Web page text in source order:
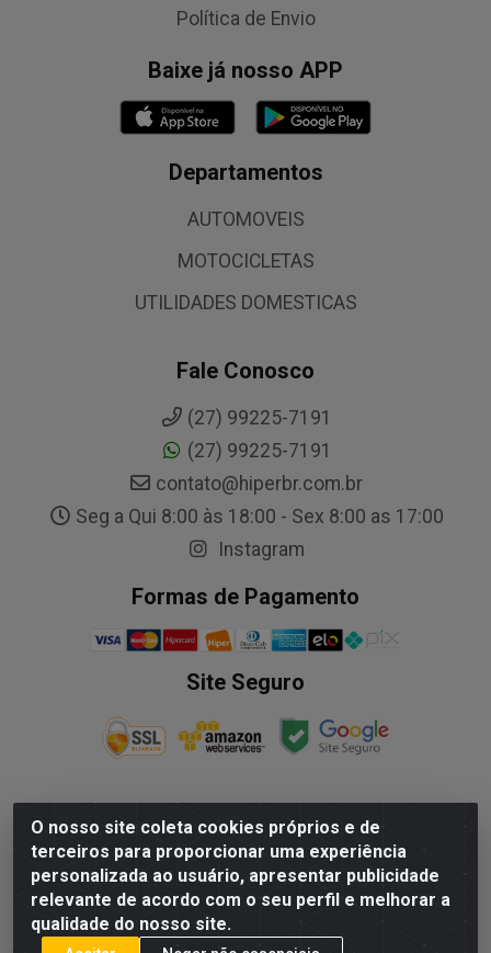
O nosso site coleta cookies próprios e de
terceiros para proporcionar uma experiência
personalizada ao usuário, apresentar publicidade
relevante de acordo com o seu perfil e melhorar a
qualidade do nosso site.
Política de Envio
Baixe já nosso APP
Departamentos
AUTOMOVEIS
MOTOCICLETAS
UTILIDADES DOMESTICAS
Fale Conosco
(27) 99225-7191
(27) 99225-7191
contato@hiperbr.com.br
Seg a Qui 8:00 às 18:00 - Sex 8:00 as 17:00
Instagram
Formas de Pagamento
Site Seguro
NALESSO DISTRIBUIDORA DE AUTO PECAS LTDA - Rua
Paulo Afonso, nº10 Galpão 03 SL 1 - Alecrim - Vila
Velha/ES - CEP 29.118-033 - CNPJ: 29.722.419/0003-09